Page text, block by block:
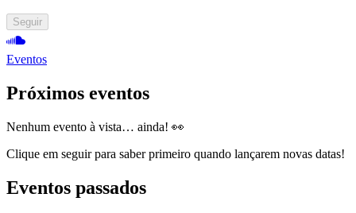
Seguir
Eventos
Próximos eventos
Nenhum evento à vista… ainda! 👀
Clique em seguir para saber primeiro quando lançarem novas datas!
Eventos passados